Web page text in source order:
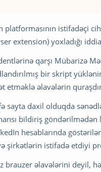
istifadəçi
extension) yoxladığı
qarşı Mübarizə
bir skript
əlavələrin
sayta daxil olduqda
bildiriş
hesablarında
şirkətlərin istifadə etdiyi
brauzer əlavələrini deyil,